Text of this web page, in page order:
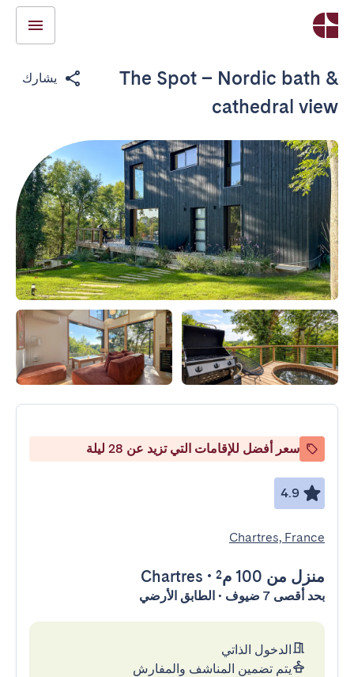
The Spot – Nordic bath &
cathedral view
يشارك
سعر أفضل للإقامات التي تزيد عن 28 ليلة
4.9
Chartres, France
منزل من 100 م² •
Chartres
بحد أقصى 7 ضيوف • الطابق الأرضي
الدخول الذاتي
يتم تضمين المناشف والمفارش